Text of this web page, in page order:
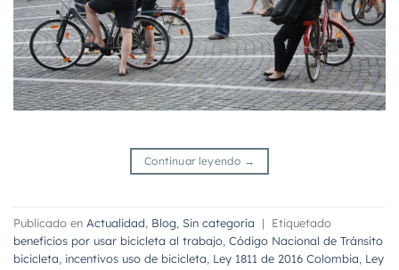
Continuar leyendo →
Publicado en Actualidad Blog Sin categoría |
Etiquetado
beneficios por usar bicicleta al trabajo Código Nacional de Tránsito
bicicleta incentivos uso de bicicleta Ley 1811 de 2016 Colombia Ley